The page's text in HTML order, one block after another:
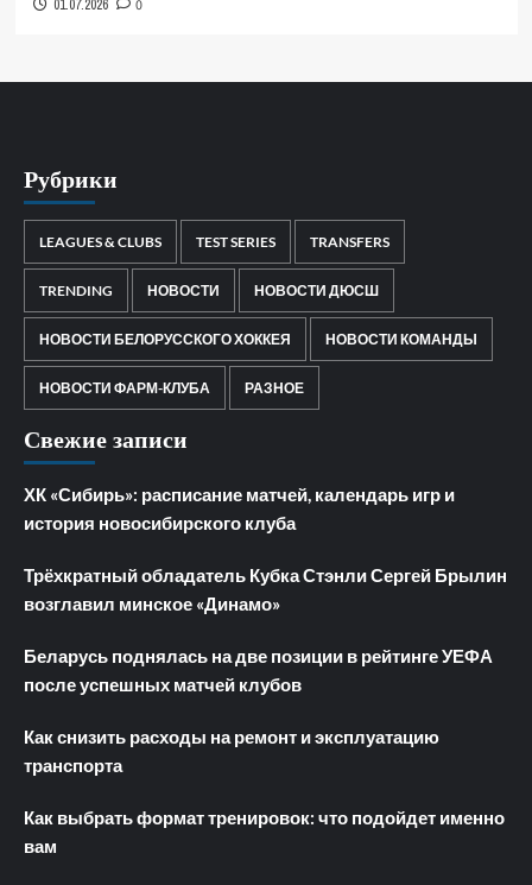
01.07.2026 0
Рубрики
LEAGUES & CLUBS TEST SERIES TRANSFERS
TRENDING НОВОСТИ НОВОСТИ ДЮСШ
НОВОСТИ БЕЛОРУССКОГО ХОККЕЯ НОВОСТИ КОМАНДЫ
НОВОСТИ ФАРМ-КЛУБА РАЗНОЕ
Свежие записи
ХК «Сибирь»: расписание матчей, календарь игр и
история новосибирского клуба
Трёхкратный обладатель Кубка Стэнли Сергей Брылин
возглавил минское «Динамо»
Беларусь поднялась на две позиции в рейтинге УЕФА
после успешных матчей клубов
Как снизить расходы на ремонт и эксплуатацию
транспорта
Как выбрать формат тренировок: что подойдет именно
вам